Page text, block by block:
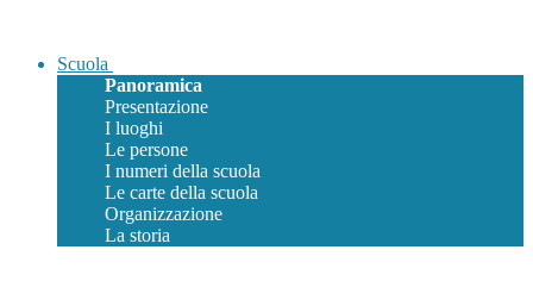
Scuola
Panoramica
Presentazione
I luoghi
Le persone
I numeri della scuola
Le carte della scuola
Organizzazione
La storia